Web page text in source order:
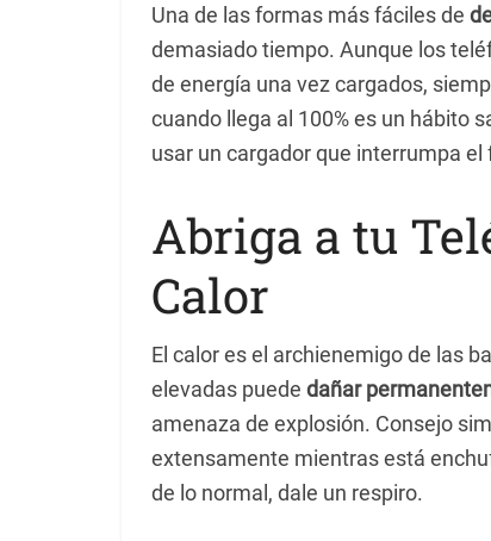
Una de las formas más fáciles de
demasiado tiempo. Aunque los
de energía una vez cargados,
cuando llega al 100% es un hábito
usar un cargador que interrumpa
Abriga a tu
Calor
El calor es el archienemigo de las
elevadas puede dañar
amenaza de explosión. Consejo
extensamente mientras está
de lo normal, dale un respiro.